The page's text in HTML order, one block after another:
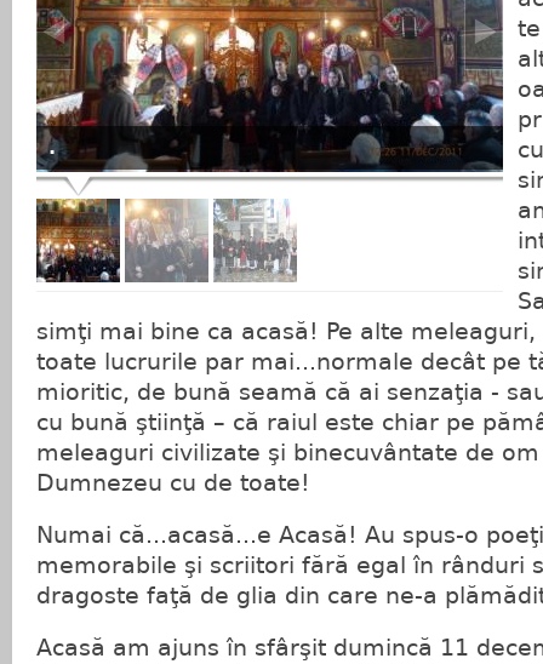
.
simţi mai bine ca acasă! Pe alte
toate lucrurile par mai...normale decât pe
mioritic, de bună seamă că ai senzaţia -
cu bună ştiinţă – că raiul este chiar pe
meleaguri civilizate şi binecuvântate de
Dumnezeu cu de toate!
Numai că...acasă...e Acasă! Au spus-o
memorabile şi scriitori fără egal în rânduri
dragoste faţă de glia din care ne-a
Acasă am ajuns în sfârşit dumincă 11